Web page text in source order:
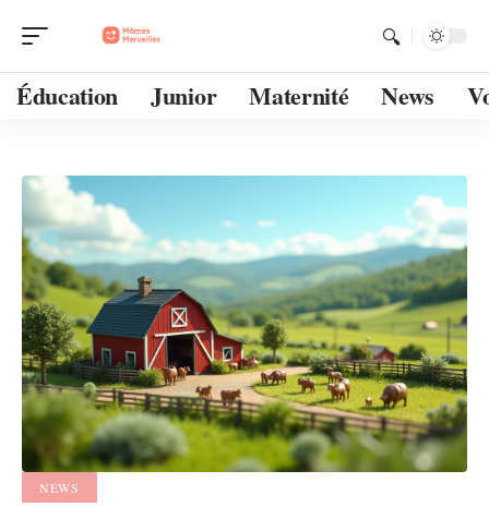
Éducation Junior Maternité News
NEWS